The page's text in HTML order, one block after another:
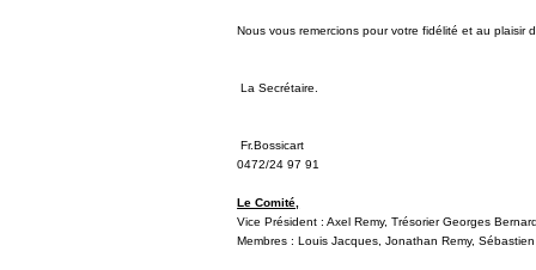
Nous vous remercions pour votre fidélité et au plaisir
La Secrétaire.
Fr.Bossicart
0472/24 97 91
Le Comité,
Vice Président : Axel Remy, Trésorier Georges
Membres : Louis Jacques, Jonathan Remy,